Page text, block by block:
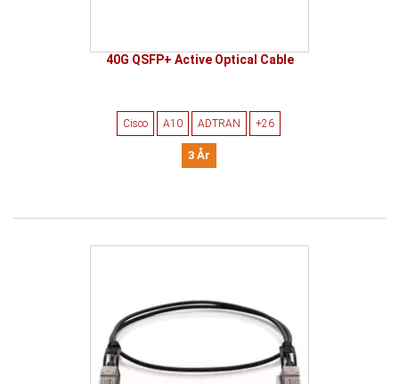
40G QSFP+ Active Optical Cable
Cisco A10 ADTRAN +26
3 År